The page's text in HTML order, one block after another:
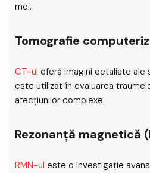
moi.
Tomografie
CT-ul oferă imagini detaliate ale
este utilizat în evaluarea
afecțiunilor complexe.
Rezonanță magnetică
RMN-ul este o investigație